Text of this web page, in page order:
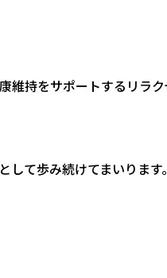
維持をサポートするリラ
て歩み続けてまいります。